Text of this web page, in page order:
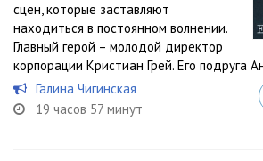
сцен, которые заставляют
находиться в постоянном волнении.
Главный герой – молодой директор
корпорации Кристиан Грей. Его подруга
Галина Чигинская
19 часов 57 минут